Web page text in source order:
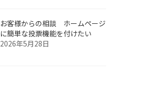
お客様からの相談 ホームページ
に簡単な投票機能を付けたい
2026年5月28日